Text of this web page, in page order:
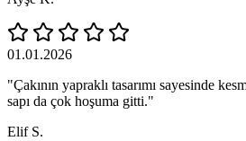
01.01.2026
"Çakının yapraklı tasarımı sayesinde
sapı da çok hoşuma gitti."
Elif S.